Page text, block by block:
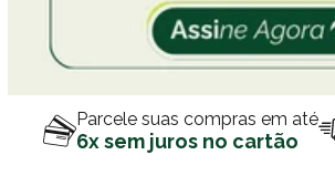
Parcele suas compras em até
6x sem juros no cartão